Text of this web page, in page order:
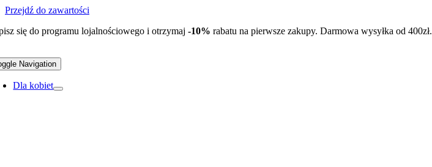
Przejdź do zawartości
się do programu lojalnościowego i otrzymaj-10% rabatu na pierwsze zakupy. Darmowa wysyłka od 400zł.
Navigation
Dla kobiet